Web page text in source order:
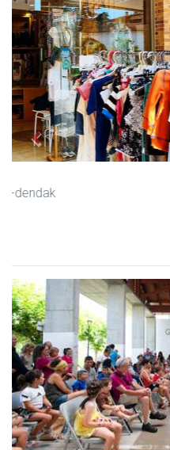
Amasa-Villabona
Previous